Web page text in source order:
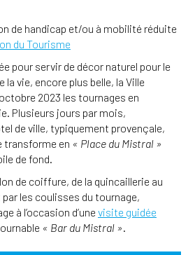
de handicap et/ou à mobilité réduite
du Tourisme
pour servir de décor naturel pour le
la vie, encore plus belle, la Ville
2023 les tournages en
Plusieurs jours par mois,
de ville, typiquement provençale,
transforme en « Place du Mistral »
de fond.
de coiffure, de la quincaillerie au
les coulisses du tournage,
à l’occasion d’une visite guidée
« Bar du Mistral »